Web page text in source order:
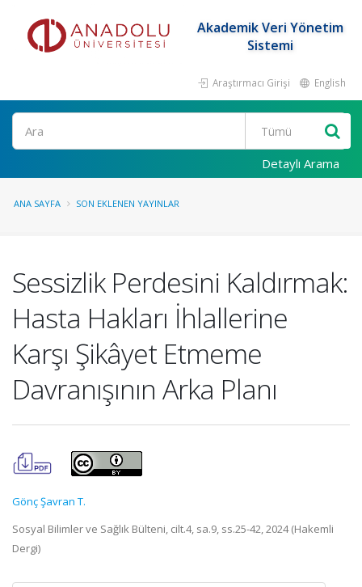
Akademik Veri Yönetim
Sistemi
Araştırmacı Girişi English
Ara
Detaylı Arama
ANA SAYFA SON EKLENEN YAYINLAR
Sessizlik Perdesini Kaldırmak:
Hasta Hakları İhlallerine
Karşı Şikâyet Etmeme
Davranışının Arka Planı
Gönç Şavran T.
Sosyal Bilimler ve Sağlık Bülteni, cilt.4, sa.9, ss.25-42, 2024 (Hakemli
Dergi)